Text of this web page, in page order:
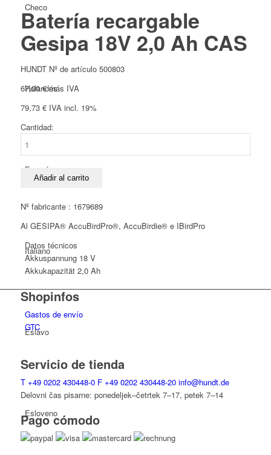
Checo
Holandés
Francés
Italiano
Eslavo
Esloveno
Batería recargable
Gesipa 18V 2,0 Ah CAS
HUNDT Nº de artículo 500803
67,00€más IVA
79,73 €IVA incl. 19%
Cantidad:
Gesipa
Ah
cantidad
Añadir al carrito
Nº fabricante : 1679689
Al GESIPA® AccuBirdPro®, AccuBirdie® e IBirdPro
Datos técnicos
Akkuspannung 18 V
Akkukapazität 2,0 Ah
Shopinfos
Gastos de envío
GTC
Servicio de tienda
T +49 0202 430448-0 F +49 0202 430448-20 info@hundt.de
Delovni čas pisarne: ponedeljek–četrtek 7–17, petek 7–14
Pago cómodo